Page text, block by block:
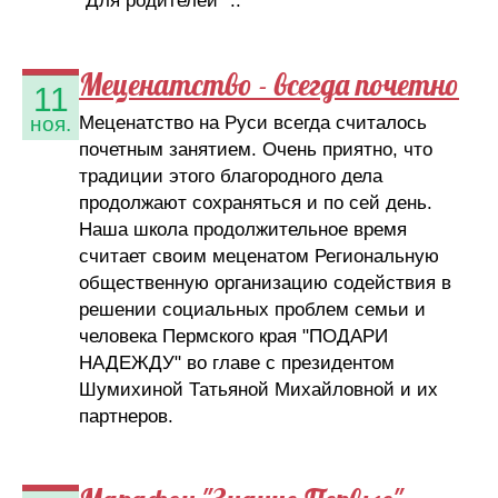
11
ноя.
Меценатство - всегда почетно
Меценатство на Руси всегда считалось
почетным занятием. Очень приятно, что
традиции этого благородного дела
продолжают сохраняться и по сей день.
Наша школа продолжительное время
считает своим меценатом Региональную
общественную организацию содействия в
решении социальных проблем семьи и
человека Пермского края "ПОДАРИ
НАДЕЖДУ" во главе с президентом
Шумихиной Татьяной Михайловной и их
партнеров.